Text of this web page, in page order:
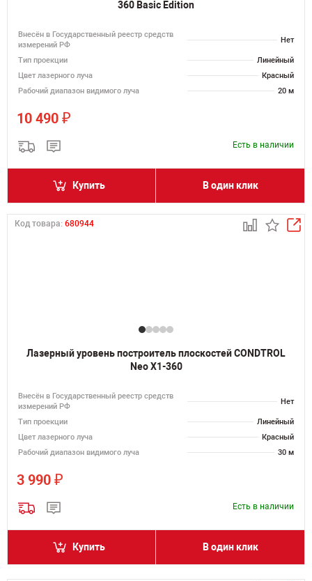
360 Basic Edition
Внесён в Государственный реестр средств
измерений РФ
Нет
Тип проекции
Линейный
Цвет лазерного луча
Красный
Рабочий диапазон видимого луча
20 м
10 490 ₽
Есть в наличии
Купить В один клик
Код товара: 680944
Лазерный уровень построитель плоскостей CONDTROL
Neo X1-360
Внесён в Государственный реестр средств
измерений РФ
Нет
Тип проекции
Линейный
Цвет лазерного луча
Красный
Рабочий диапазон видимого луча
30 м
3 990 ₽
Есть в наличии
Купить В один клик